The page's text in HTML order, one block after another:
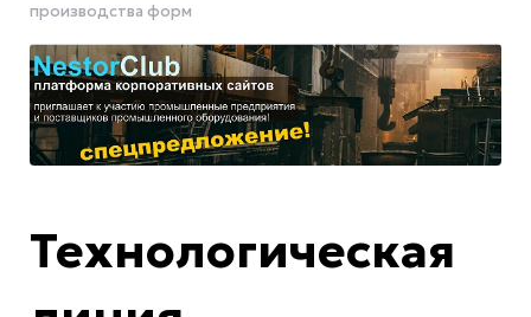
производства форм
Технологическая